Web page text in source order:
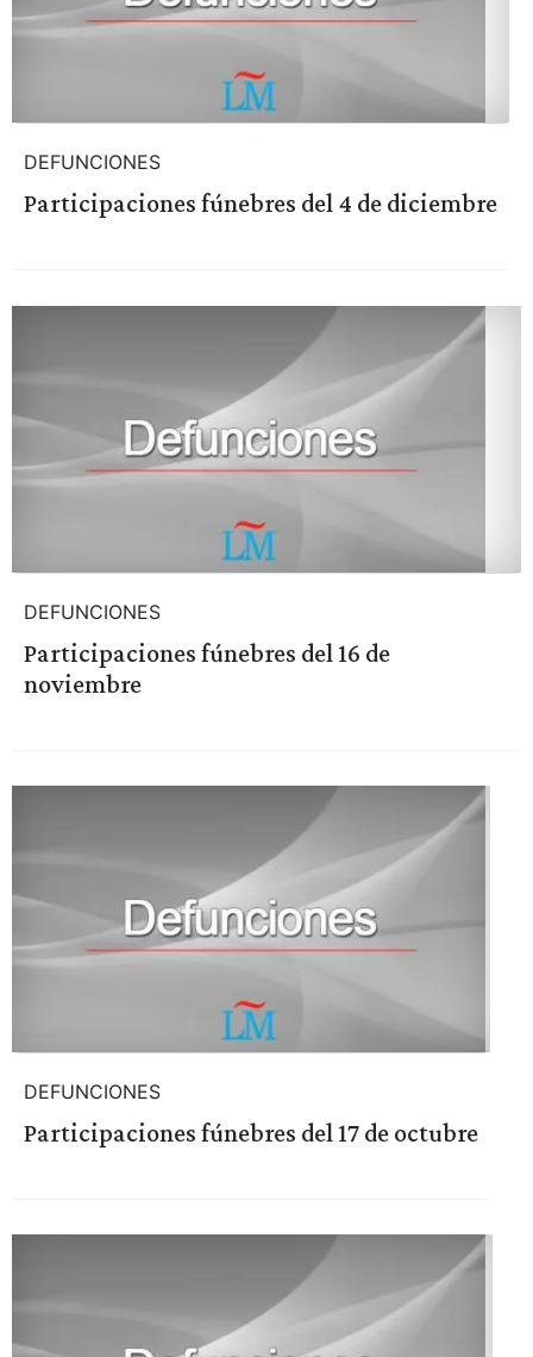
DEFUNCIONES
Participaciones fúnebres del 4 de diciembre
DEFUNCIONES
Participaciones fúnebres del 16 de
noviembre
DEFUNCIONES
Participaciones fúnebres del 17 de octubre